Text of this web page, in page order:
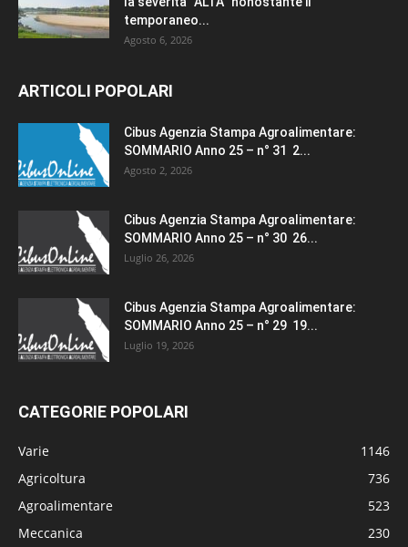
temporaneo...
Agosto 6, 2026
ARTICOLI POPOLARI
Cibus Agenzia Stampa Agroalimentare:
SOMMARIO Anno 25 – n° 31 2...
Agosto 2, 2026
Cibus Agenzia Stampa Agroalimentare:
SOMMARIO Anno 25 – n° 30 26...
Luglio 26, 2026
Cibus Agenzia Stampa Agroalimentare:
SOMMARIO Anno 25 – n° 29 19...
Luglio 19, 2026
CATEGORIE POPOLARI
Varie
1146
Agricoltura
736
Agroalimentare
523
Meccanica
230